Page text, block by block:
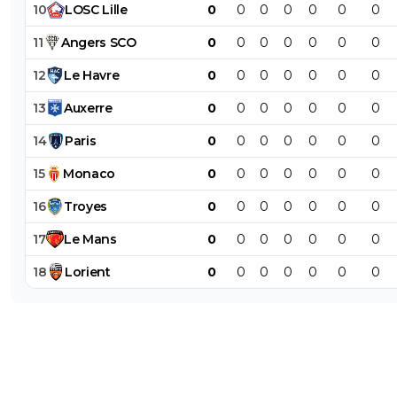
10 LOSC Lille 0 0 0 0 0 0 0
11 Angers SCO 0 0 0 0 0 0 0
12 Le Havre 0 0 0 0 0 0 0
13 Auxerre 0 0 0 0 0 0 0
14 Paris 0 0 0 0 0 0 0
15 Monaco 0 0 0 0 0 0 0
16 Troyes 0 0 0 0 0 0 0
17 Le Mans 0 0 0 0 0 0 0
18 Lorient 0 0 0 0 0 0 0